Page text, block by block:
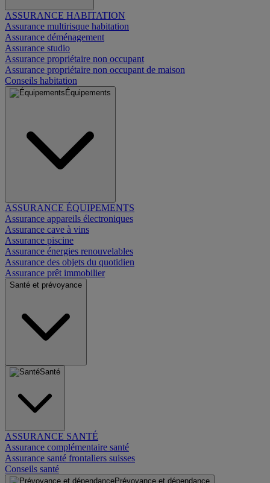
ASSURANCE HABITATION
Assurance multirisque habitation
Assurance déménagement
Assurance studio
Assurance propriétaire non occupant
Assurance propriétaire non occupant de maison
Conseils habitation
Équipements
ASSURANCE ÉQUIPEMENTS
Assurance appareils électroniques
Assurance cave à vins
Assurance piscine
Assurance énergies renouvelables
Assurance des objets du quotidien
Assurance prêt immobilier
Santé et prévoyance
Santé
ASSURANCE SANTÉ
Assurance complémentaire santé
Assurance santé frontaliers suisses
Conseils santé
Prévoyance et dépendance